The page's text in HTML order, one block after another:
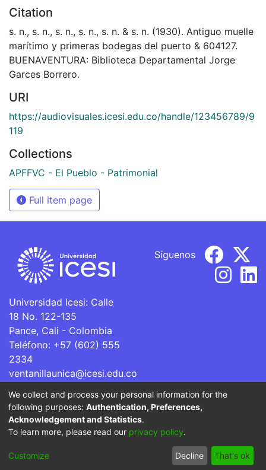
Citation
s. n., s. n., s. n., s. n., s. n. & s. n. (1930). Antiguo muelle
marítimo y primeras bodegas del puerto & 604127.
BUENAVENTURA: Biblioteca Departamental Jorge
Garces Borrero.
URI
https://audiovisuales.icesi.edu.co/handle/123456789/9
119
Collections
APFFVC - El Pueblo - Patrimonial
Full item page
Universidad Icesi: Calle
18 No. 122-135
Pance, Cali - Colombia
Teléfono: +57 (602) 555
2334
ventanillaunica@icesi.edu.co
Síguenos
La Universidad Icesi es una Institución de Educación
Superior que se encuentra sujeta a inspección y vigilancia
por parte del Ministerio de Educación Nacional.
Cookie
End User
Agreement
Send
Feedback
We collect and process your personal information for the
following purposes: Authentication, Preferences,
Acknowledgement and Statistics.
To learn more, please read our privacy policy.
Customize Decline That's ok